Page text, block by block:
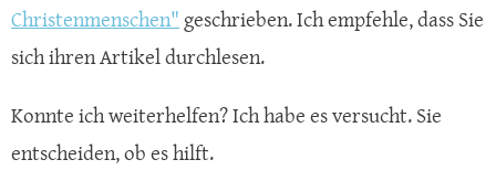
Christenmenschen" geschrieben. Ich empfehle, dass Sie
sich ihren Artikel durchlesen.
Konnte ich weiterhelfen? Ich habe es versucht. Sie
entscheiden, ob es hilft.